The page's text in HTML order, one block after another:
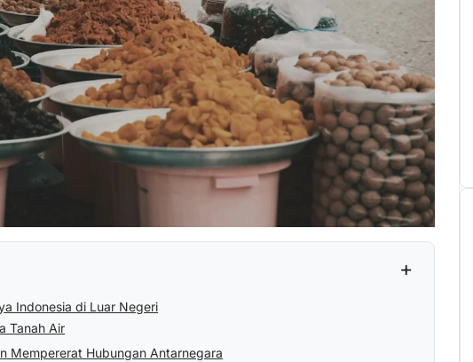
+
Indonesia di Luar Negeri
Tanah Air
Mempererat Hubungan Antarnegara